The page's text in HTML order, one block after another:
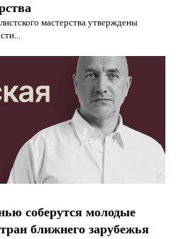
мастерства утверждены
соберутся молодые
ближнего зарубежья